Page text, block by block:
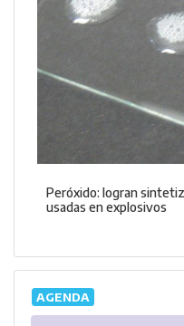
Peróxido: logran
usadas en explosivos
AGENDA